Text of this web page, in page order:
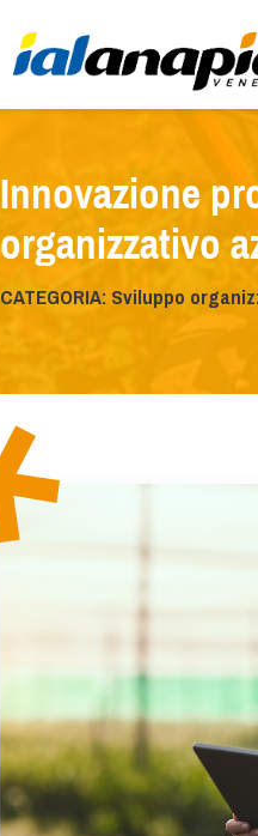
Innovazione
organizzativo
CATEGORIA: Sviluppo